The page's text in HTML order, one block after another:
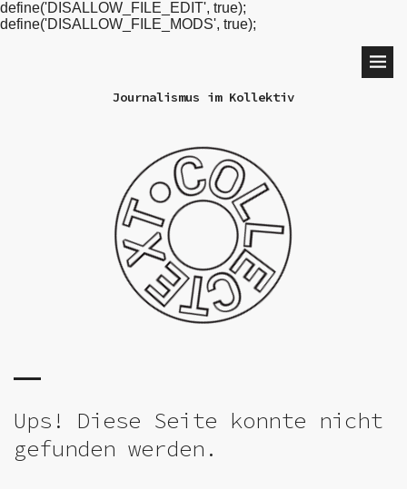
define('DISALLOW_FILE_EDIT', true);
define('DISALLOW_FILE_MODS', true);
Journalismus im Kollektiv
Ups! Diese Seite konnte nicht
gefunden werden.